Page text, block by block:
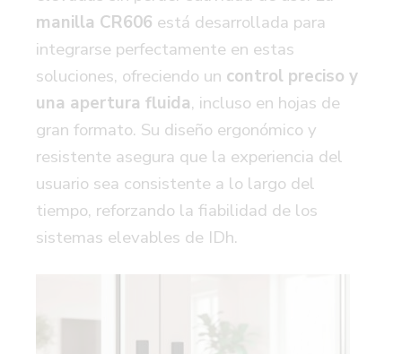
manilla CR606 está desarrollada para
integrarse perfectamente en estas
soluciones, ofreciendo un control preciso y
una apertura fluida, incluso en hojas de
gran formato. Su diseño ergonómico y
resistente asegura que la experiencia del
usuario sea consistente a lo largo del
tiempo, reforzando la fiabilidad de los
sistemas elevables de IDh.